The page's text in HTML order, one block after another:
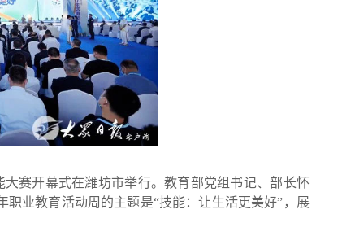
赛开幕式在潍坊市举行。教育部党组书记、部长怀
业教育活动周的主题是“技能：让生活更美好”，展